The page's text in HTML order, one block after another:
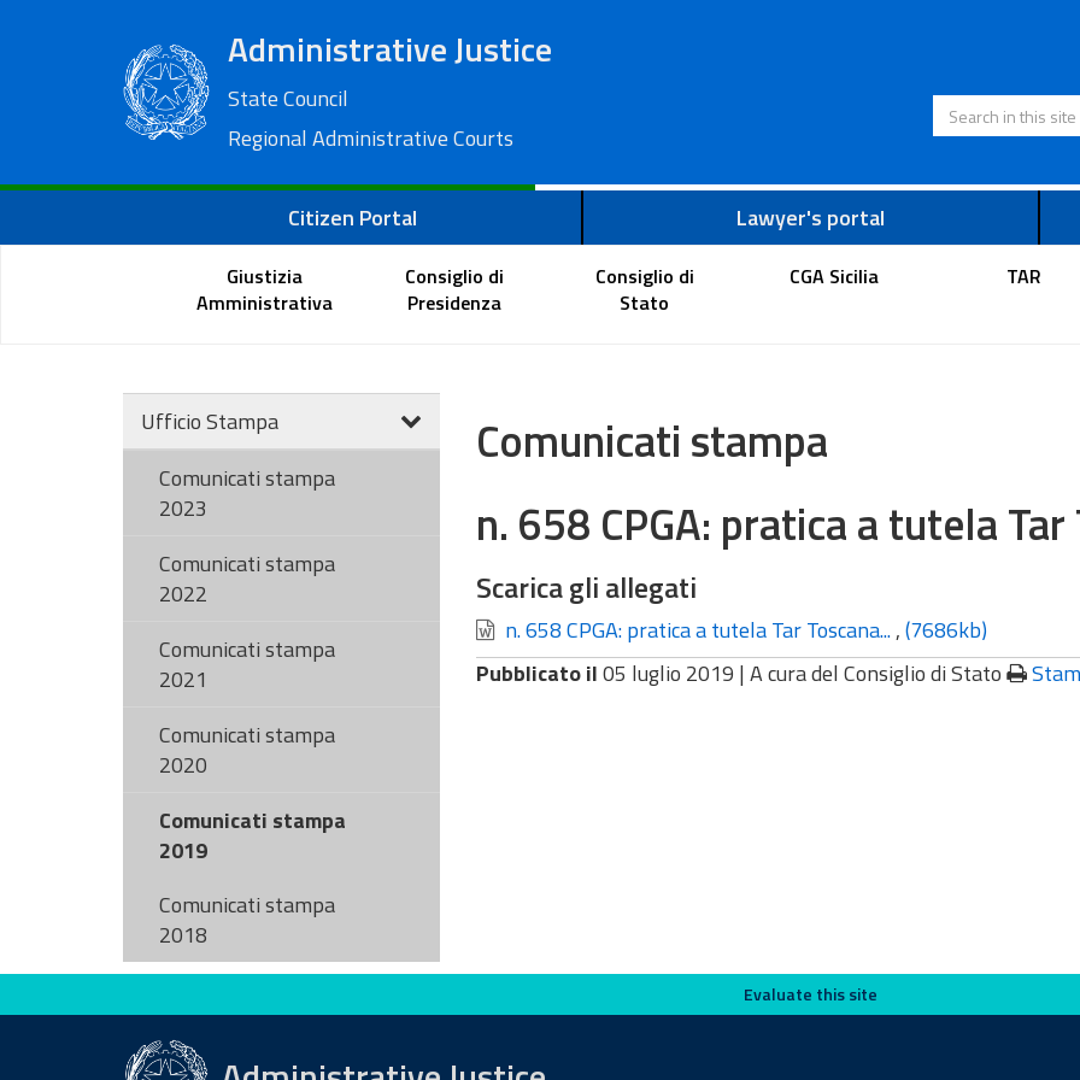
Administrative Justice
State Council
Regional Administrative Courts
Search in this
Citizen Portal Lawyer's portal
Giustizia
Amministrativa
Consiglio di
Presidenza
Consiglio di
Stato
CGA Sicilia TAR
Ufficio Stampa
Comunicati stampa
2023
Comunicati stampa
2022
Comunicati stampa
2021
Comunicati stampa
2020
Comunicati stampa
2019
Comunicati stampa
2018
Comunicati stampa
n. 658 CPGA: pratica a tutela Tar
Scarica gli allegati
n. 658 CPGA: pratica a tutela Tar Toscana...,(7686kb)
Pubblicato il05 luglio 2019 | A cura del Consiglio di Stato
Evaluate this site Evaluate this site